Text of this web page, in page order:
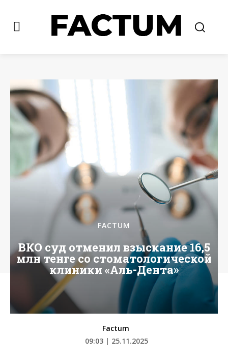
FACTUM
ВКО суд отменил взыскание 16,5
млн тенге со стоматологической
клиники «Аль-Дента»
Factum
09:03 | 25.11.2025